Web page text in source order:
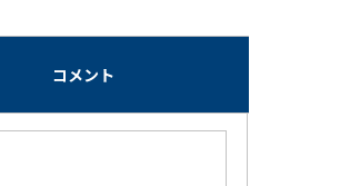
コメント